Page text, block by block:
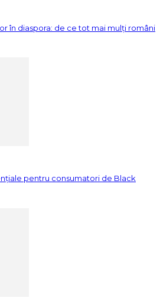
în diaspora: de ce tot mai mulți români
pentru consumatori de Black